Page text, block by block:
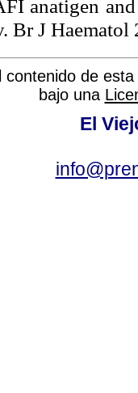
anatigen
Br J
contenido de
bajo una
El